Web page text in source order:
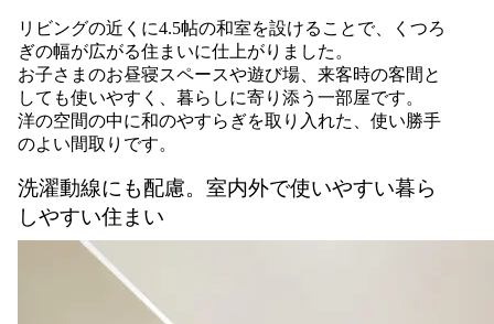
リビングの近くに4.5帖の和室を設けることで、くつろ
ぎの幅が広がる住まいに仕上がりました。
お子さまのお昼寝スペースや遊び場、来客時の客間と
しても使いやすく、暮らしに寄り添う一部屋です。
洋の空間の中に和のやすらぎを取り入れた、使い勝手
のよい間取りです。
洗濯動線にも配慮。室内外で使いやすい暮ら
しやすい住まい